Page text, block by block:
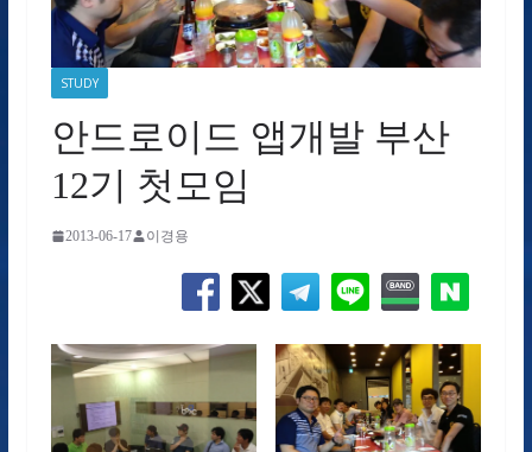
STUDY
안드로이드 앱개발 부산
12기 첫모임
2013-06-17 이경용